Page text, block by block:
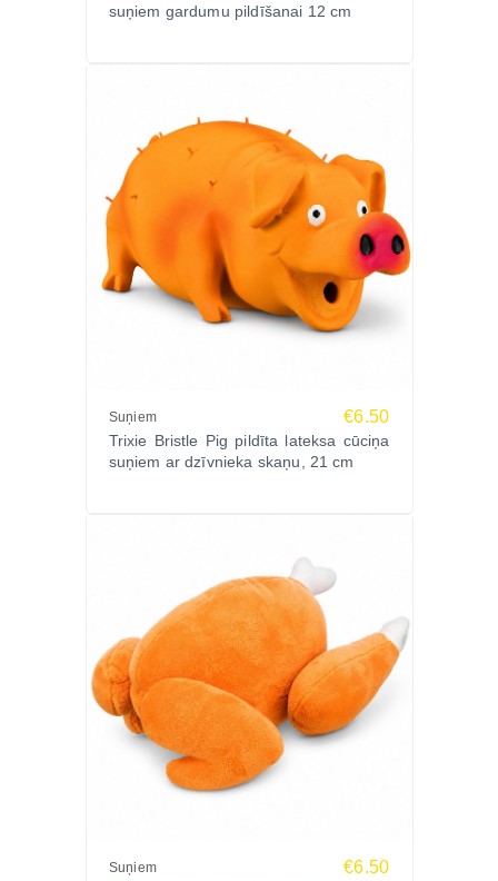
suņiem gardumu pildīšanai 12 cm
Suņiem €6.50
Trixie Bristle Pig pildīta lateksa cūciņa
suņiem ar dzīvnieka skaņu, 21 cm
Suņiem €6.50